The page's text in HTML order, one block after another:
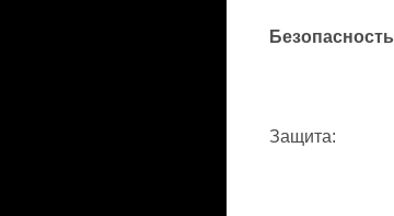
Безопасность
Защита: